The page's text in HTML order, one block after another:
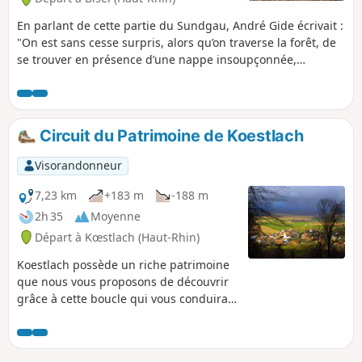
En parlant de cette partie du Sundgau, André Gide écrivait :
"On est sans cesse surpris, alors qu’on traverse la forêt, de
se trouver en présence d’une nappe insoupçonnée,
ornent d’étroites plages de sable, au bord de grands
champs de nénuphars. Plusieurs vestiges y rappellent aussi
la Première Guerre Mondiale et la ligne du front qui
séparait Largitzen de Bisel.
Circuit du Patrimoine de Koestlach
Visorandonneur
7,23 km
+183 m
-188 m
2h 35
Moyenne
Départ à Kœstlach (Haut-Rhin)
Koestlach possède un riche patrimoine
que nous vous proposons de découvrir
grâce à cette boucle qui vous conduira
explorer l’oppidum celte du Kasteberg.
Vous terminerez la balade à travers le